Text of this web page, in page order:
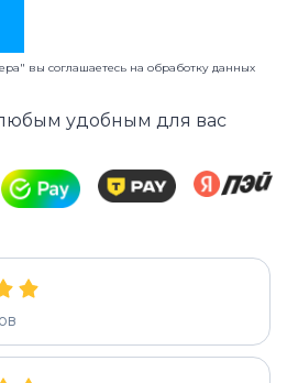
вы соглашаетесь на обработку данных
удобным для вас